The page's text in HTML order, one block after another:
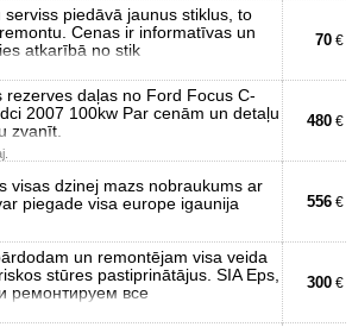
serviss piedāvā jaunus stiklus, to
Cenas ir informatīvas un
atkarībā no stik
70 €
rezerves daļas no Ford Focus C-
2007 100kw Par cenām un detaļu
zvanīt.
480 €
visas dzinej mazs nobraukums ar
piegade visa europe igaunija
556 €
un remontējam visa veida
stūres pastiprinātājus. SIA Eps,
ремонтируем все
300 €